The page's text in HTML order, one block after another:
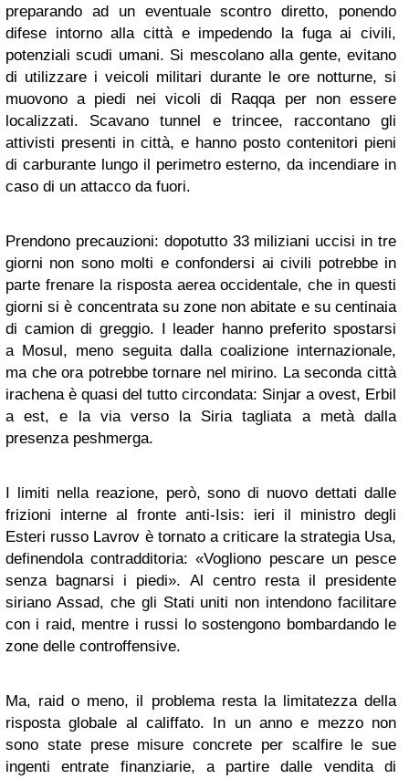
preparando ad un eventuale scontro diretto, ponendo
difese intorno alla città e impedendo la fuga ai civili,
potenziali scudi umani. Si mescolano alla gente, evitano
di utilizzare i veicoli militari durante le ore notturne, si
muovono a piedi nei vicoli di Raqqa per non essere
localizzati. Scavano tunnel e trincee, raccontano gli
attivisti presenti in città, e hanno posto contenitori pieni
di carburante lungo il perimetro esterno, da incendiare in
caso di un attacco da fuori.
Prendono precauzioni: dopotutto 33 miliziani uccisi in tre
giorni non sono molti e confondersi ai civili potrebbe in
parte frenare la risposta aerea occidentale, che in questi
giorni si è concentrata su zone non abitate e su centinaia
di camion di greggio. I leader hanno preferito spostarsi
a Mosul, meno seguita dalla coalizione internazionale,
ma che ora potrebbe tornare nel mirino. La seconda città
irachena è quasi del tutto circondata: Sinjar a ovest, Erbil
a est, e la via verso la Siria tagliata a metà dalla
presenza peshmerga.
I limiti nella reazione, però, sono di nuovo dettati dalle
frizioni interne al fronte anti-Isis: ieri il ministro degli
Esteri russo Lavrov è tornato a criticare la strategia Usa,
definendola contradditoria: «Vogliono pescare un pesce
senza bagnarsi i piedi». Al centro resta il presidente
siriano Assad, che gli Stati uniti non intendono facilitare
con i raid, mentre i russi lo sostengono bombardando le
zone delle controffensive.
Ma, raid o meno, il problema resta la limitatezza della
risposta globale al califfato. In un anno e mezzo non
sono state prese misure concrete per scalfire le sue
ingenti entrate finanziarie, a partire dalle vendita di